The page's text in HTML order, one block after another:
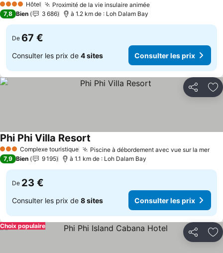
4 Étoiles Hôtel Proximité de la vie insulaire animée
7,8 Bien 3 686 à 1.2 km de : Loh Dalam Bay
De 67 €
Consulter les prix de 4 sites Consulter les prix
Partager
3 ÉtoilesComplexe touristique Piscine à débordement avec vue sur la mer
Phi Phi Villa Resort
7,9 Bien 9 195 à 1.1 km de : Loh Dalam Bay
De 23 €
Consulter les prix de 8 sites Consulter les prix
Partager
Choix populaire